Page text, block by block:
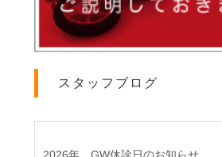
スタッフブログ